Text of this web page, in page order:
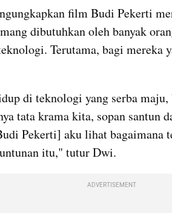
film Budi Pekerti
dibutuhkan oleh banyak
Terutama, bagi mereka
di teknologi yang serba maju,
tata krama kita, sopan santun
Pekerti] aku lihat bagaimana
itu," tutur Dwi.
ADVERTISEMENT